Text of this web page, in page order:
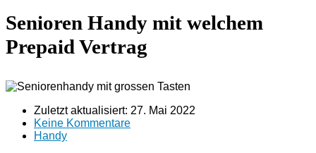
Senioren Handy mit welchem
Prepaid Vertrag
Zuletzt aktualisiert: 27. Mai 2022
Keine Kommentare
Handy